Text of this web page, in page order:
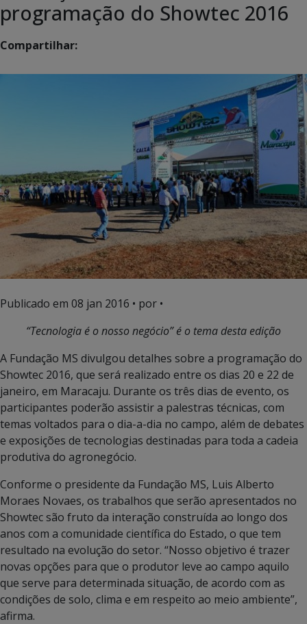
programação do Showtec 2016
Compartilhar:
Publicado em 08 jan 2016 • por •
“Tecnologia ​é o nosso negócio” é o tema desta edição
A Fundação MS divulgou detalhes sobre a programação do
Showtec 2016, que será realizado entre os dias 20 e 22 de
janeiro, em Maracaju. Durante os três dias de evento, os
participantes poderão assistir a palestras técnicas, com
temas voltados para o dia-a-dia no campo, além de debates
e exposições de tecnologias destinadas para toda a cadeia
produtiva do agronegócio.
Conforme o presidente da Fundação MS, Luis Alberto
Moraes Novaes, os trabalhos que serão apresentados no
Showtec são fruto da interação construída ao longo dos
anos com a comunidade científica do Estado, o que tem
resultado na evolução do setor. “Nosso objetivo é trazer
novas opções para que o produtor leve ao campo aquilo
que serve para determinada situação, de acordo com as
condições de solo, clima e em respeito ao meio ambiente”,
afirma.